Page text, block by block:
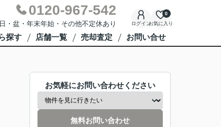
0120-967-542
盆・年末年始・その他不定休あり ログインお気に入り
0
探す 店舗一覧 売却査定 お問い合せ
お気軽にお問い合わせください
無料お問い合わせ